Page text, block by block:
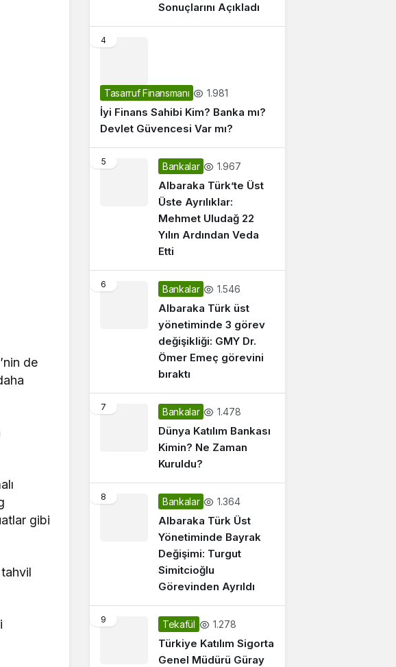
de
gibi
Sonuçlarını Açıkladı
4
Tasarruf Finansmanı 1.981
İyi Finans Sahibi Kim? Banka mı?
Devlet Güvencesi Var mı?
5 Bankalar 1.967
Albaraka Türk’te Üst
Üste Ayrılıklar:
Mehmet Uludağ 22
Yılın Ardından Veda
Etti
6 Bankalar 1.546
Albaraka Türk üst
yönetiminde 3 görev
değişikliği: GMY Dr.
Ömer Emeç görevini
bıraktı
7 Bankalar 1.478
Dünya Katılım Bankası
Kimin? Ne Zaman
Kuruldu?
8 Bankalar 1.364
Albaraka Türk Üst
Yönetiminde Bayrak
Değişimi: Turgut
Simitcioğlu
Görevinden Ayrıldı
9 Tekafül 1.278
Türkiye Katılım Sigorta
Genel Müdürü Güray